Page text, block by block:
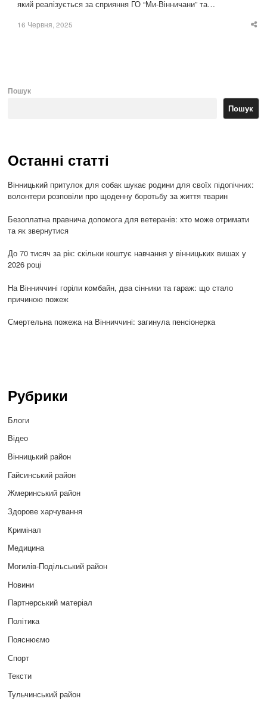
який реалізується за сприяння ГО “Ми-Вінничани” та…
16 Червня, 2025
Пошук
Пошук
Останні статті
Вінницький притулок для собак шукає родини для своїх підопічних:
волонтери розповіли про щоденну боротьбу за життя тварин
Безоплатна правнича допомога для ветеранів: хто може отримати
та як звернутися
До 70 тисяч за рік: скільки коштує навчання у вінницьких вишах у
2026 році
На Вінниччині горіли комбайн, два сінники та гараж: що стало
причиною пожеж
Смертельна пожежа на Вінниччині: загинула пенсіонерка
Рубрики
Блоги
Відео
Вінницький район
Гайсинський район
Жмеринський район
Здорове харчування
Кримінал
Медицина
Могилів-Подільський район
Новини
Партнерський матеріал
Політика
Пояснюємо
Спорт
Тексти
Тульчинський район